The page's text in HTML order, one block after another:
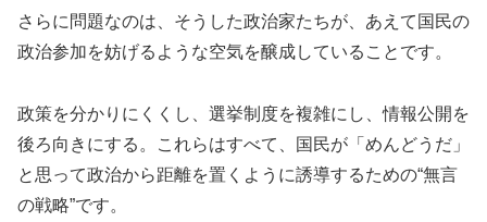
さらに問題なのは、そうした政治家たちが、あえて国民の
政治参加を妨げるような空気を醸成していることです。
政策を分かりにくくし、選挙制度を複雑にし、情報公開を
後ろ向きにする。これらはすべて、国民が「めんどうだ」
と思って政治から距離を置くように誘導するための“無言
の戦略”です。